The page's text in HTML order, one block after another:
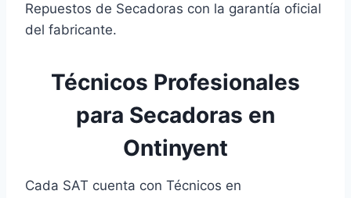
Repuestos de Secadoras con la garantía oficial
del fabricante.
Técnicos Profesionales
para Secadoras en
Ontinyent
Cada SAT cuenta con Técnicos en